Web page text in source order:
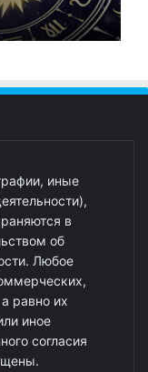
иные
в
об
Любое
равно их
иное
согласия